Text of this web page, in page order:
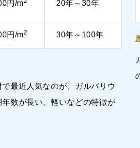
円/m 20年～30年
円/m2 30年～100年
最近人気なのが、ガルバリウ
数が長い、軽いなどの特徴が